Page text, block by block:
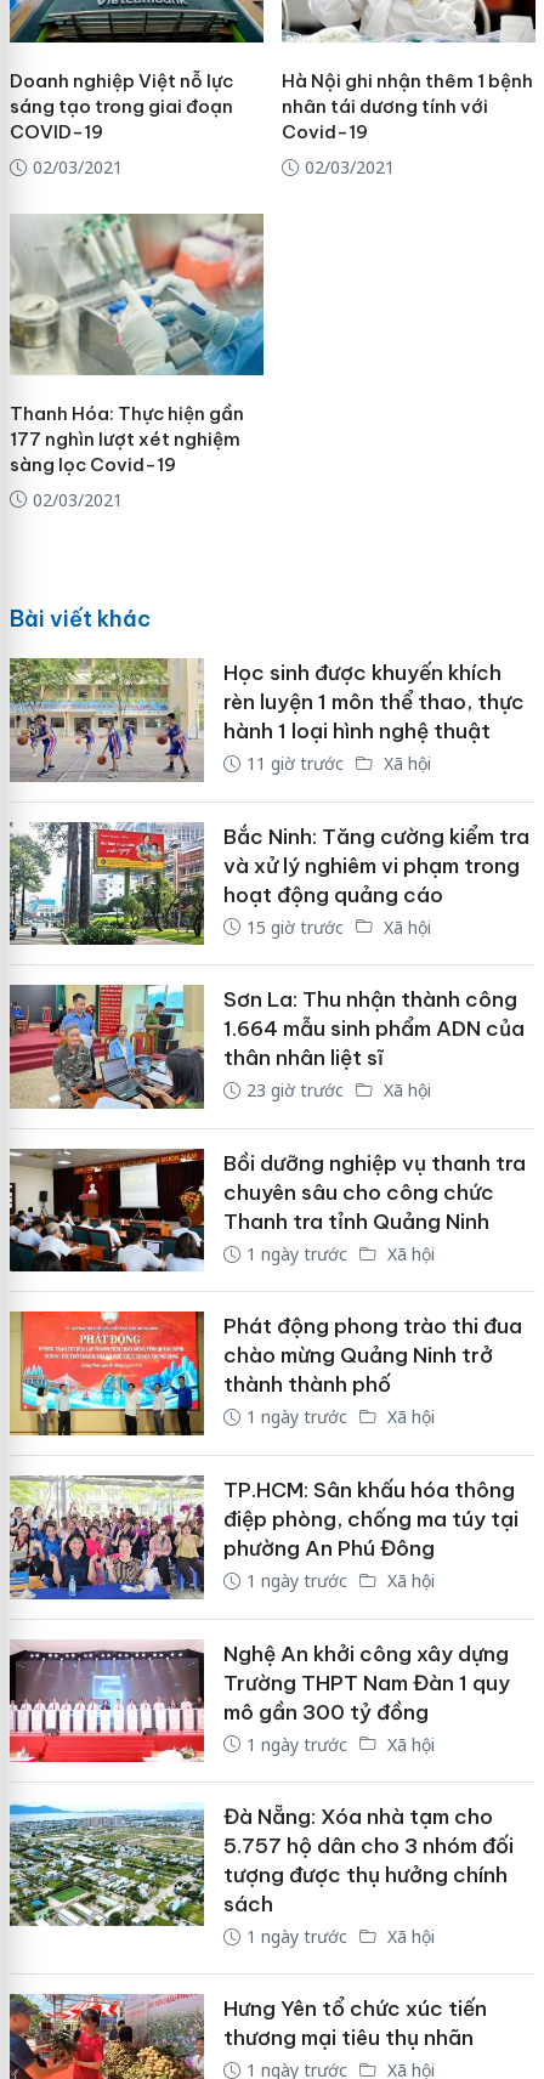
Doanh nghiệp Việt nỗ lực
sáng tạo trong giai đoạn
COVID-19
02/03/2021
Hà Nội ghi nhận thêm 1 bệnh
nhân tái dương tính với
Covid-19
02/03/2021
Thanh Hóa: Thực hiện gần
177 nghìn lượt xét nghiệm
sàng lọc Covid-19
02/03/2021
Bài viết khác
Học sinh được khuyến khích
rèn luyện 1 môn thể thao, thực
hành 1 loại hình nghệ thuật
11 giờ trước Xã hội
Bắc Ninh: Tăng cường kiểm tra
và xử lý nghiêm vi phạm trong
hoạt động quảng cáo
15 giờ trước Xã hội
Sơn La: Thu nhận thành công
1.664 mẫu sinh phẩm ADN của
thân nhân liệt sĩ
23 giờ trước Xã hội
Bồi dưỡng nghiệp vụ thanh tra
chuyên sâu cho công chức
Thanh tra tỉnh Quảng Ninh
1 ngày trước Xã hội
Phát động phong trào thi đua
chào mừng Quảng Ninh trở
thành thành phố
1 ngày trước Xã hội
TP.HCM: Sân khấu hóa thông
điệp phòng, chống ma túy tại
phường An Phú Đông
1 ngày trước Xã hội
Nghệ An khởi công xây dựng
Trường THPT Nam Đàn 1 quy
mô gần 300 tỷ đồng
1 ngày trước Xã hội
Đà Nẵng: Xóa nhà tạm cho
5.757 hộ dân cho 3 nhóm đối
tượng được thụ hưởng chính
sách
1 ngày trước Xã hội
Hưng Yên tổ chức xúc tiến
thương mại tiêu thụ nhãn
1 ngày trước Xã hội